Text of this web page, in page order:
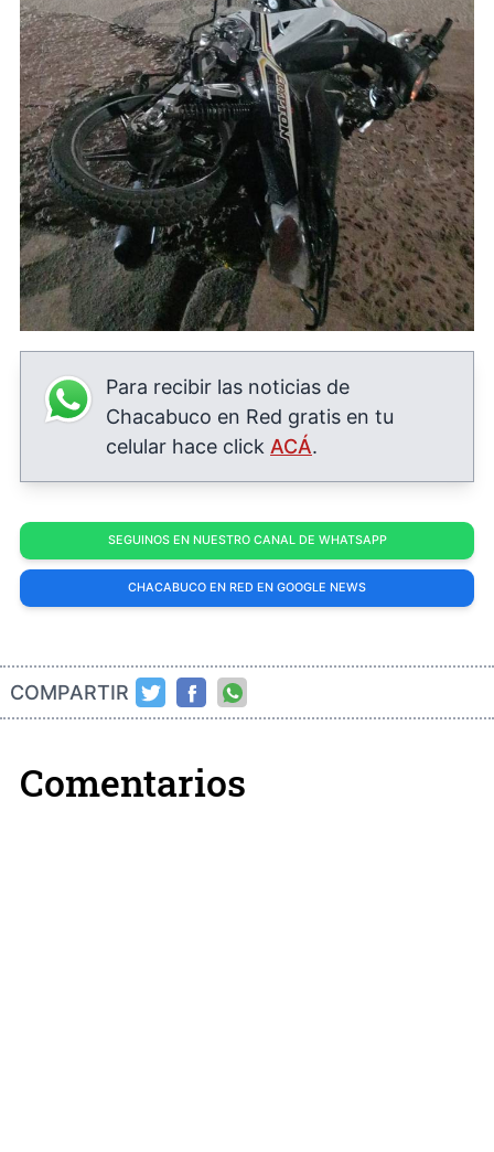
Para recibir las noticias de
Chacabuco en Red gratis en tu
celular hace click ACÁ.
SEGUINOS EN NUESTRO CANAL DE WHATSAPP
CHACABUCO EN RED EN GOOGLE NEWS
COMPARTIR
Comentarios